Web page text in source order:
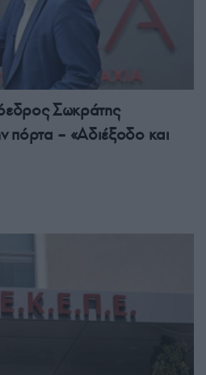
Σωκράτης
πόρτα – «Αδιέξοδο και